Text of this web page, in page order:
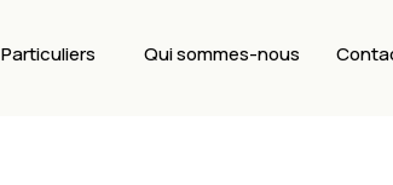
Particuliers Qui sommes-nous